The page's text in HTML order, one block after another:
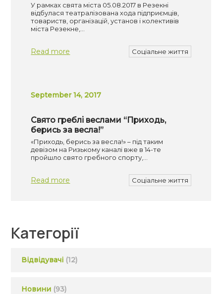
У рамках свята міста 05.08.2017 в Резекні
відбулася театралізована хода підприємців,
товариств, організацій, установ і колективів
міста Резекне,…
Read more Соціальне життя
September 14, 2017
Свято греблі веслами “Приходь,
берись за весла!”
«Приходь, берись за весла!» – під таким
девізом на Ризькому каналі вже в 14-те
пройшло свято гребного спорту,…
Read more Соціальне життя
Категорії
Відвідувачі (12)
Новини (93)